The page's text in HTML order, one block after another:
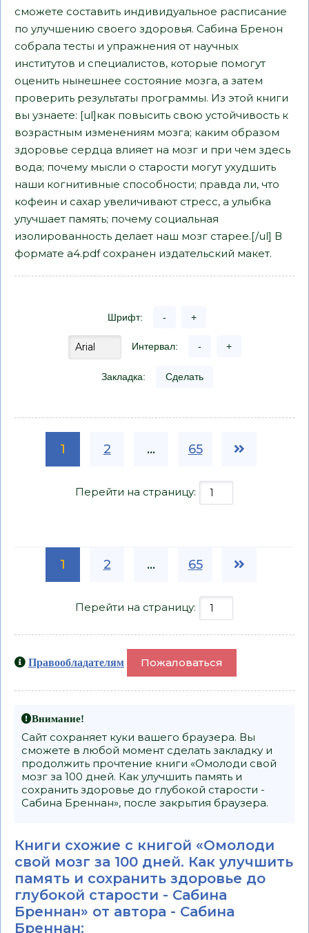
сможете составить индивидуальное расписание
по улучшению своего здоровья. Сабина Бренон
собрала тесты и упражнения от научных
институтов и специалистов, которые помогут
оценить нынешнее состояние мозга, а затем
проверить результаты программы. Из этой книги
вы узнаете: [ul]как повысить свою устойчивость к
возрастным изменениям мозга; каким образом
здоровье сердца влияет на мозг и при чем здесь
вода; почему мысли о старости могут ухудшить
наши когнитивные способности; правда ли, что
кофеин и сахар увеличивают стресс, а улыбка
улучшает память; почему социальная
изолированность делает наш мозг старее.[/ul] В
формате a4.pdf сохранен издательский макет.
Шрифт: - +
Интервал: - +
Закладка: Сделать
1 2 ... 65
Перейти на страницу:
1 2 ... 65
Перейти на страницу:
Правообладателям Пожаловаться
Внимание!
Сайт сохраняет куки вашего браузера. Вы
сможете в любой момент сделать закладку и
продолжить прочтение книги «Омолоди свой
мозг за 100 дней. Как улучшить память и
сохранить здоровье до глубокой старости -
Сабина Бреннан», после закрытия браузера.
Книги схожие с книгой «Омолоди
свой мозг за 100 дней. Как улучшить
память и сохранить здоровье до
глубокой старости - Сабина
Бреннан» от автора - Сабина
Бреннан: